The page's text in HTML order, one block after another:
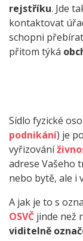
rejstříku. Jde
kontaktovat
schopni
přitom týká
Sídlo fyzické
podnikání) je
vyřizování
adrese Vašeho
nebo bytě, ale i
A jak je to s
OSVČ jinde než
viditelně